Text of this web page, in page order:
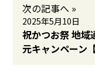
次の記事へ »
2025年5月10日
祝かつお祭 地域
元キャンペーン